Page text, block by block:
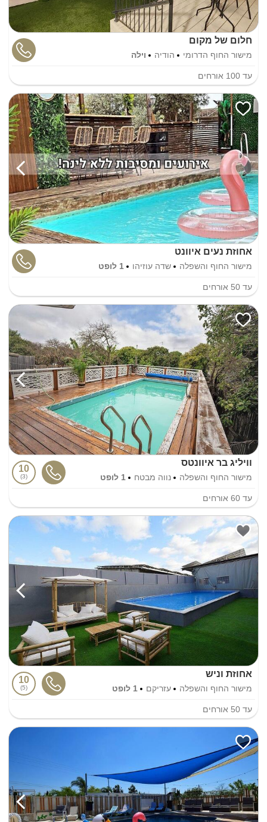
חלום של מקום
מישור החוף הדרומי הודיה וילה
עד 100 אורחים
אחוזת נעים איוונט
מישור החוף והשפלה שדה עוזיהו 1 לופט
עד 50 אורחים
וויליג בר איוונטס
מישור החוף והשפלה נווה מבטח 1 לופט
10
3
עד 60 אורחים
אחוזת וניש
מישור החוף והשפלה עזריקם 1 לופט
10
5
עד 50 אורחים